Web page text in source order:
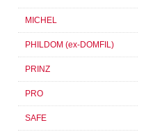
MICHEL
PHILDOM (ex-DOMFIL)
PRINZ
PRO
SAFE